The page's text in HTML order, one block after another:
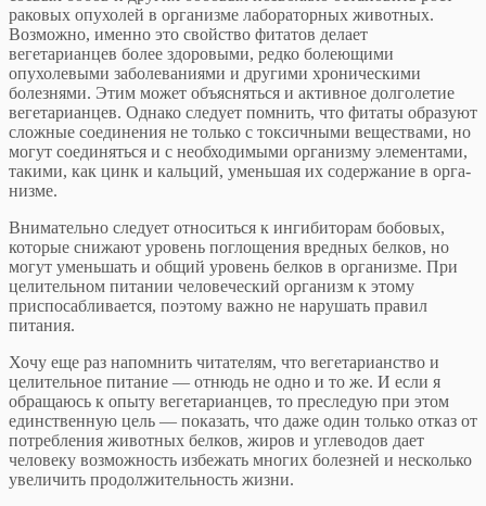
раковых опухолей в организме лаборатор­ных животных.
Возможно, именно это свойство фитатов делает
вегетарианцев более здоровыми, редко бо­леющими
опухолевыми заболеваниями и другими хро­ническими
болезнями. Этим может объясняться и ак­тивное долголетие
вегетарианцев. Однако следует пом­нить, что фитаты образуют
сложные соединения не то­лько с токсичными веществами, но
могут соединяться и с необходимыми организму элементами,
такими, как цинк и кальций, уменьшая их содержание в орга­
низме.
Внимательно следует относиться к ингибиторам бо­бовых,
которые снижают уровень поглощения вредных белков, но
могут уменьшать и общий уровень белков в организме. При
целительном питании человеческий организм к этому
приспосабливается, поэтому важно не нарушать правил
питания.
Хочу еще раз напомнить читателям, что вегетариан­ство и
целительное питание — отнюдь не одно и то же. И если я
обращаюсь к опыту вегетарианцев, то пресле­дую при этом
единственную цель — показать, что даже один только отказ от
потребления животных белков, жиров и углеводов дает
человеку возможность избе­жать многих болезней и несколько
увеличить продол­жительность жизни.